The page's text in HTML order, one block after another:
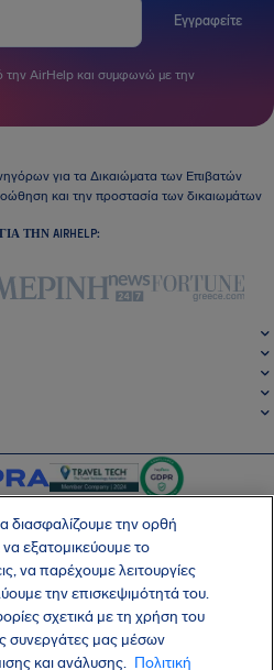
Εγγραφείτε
AirHelp και συμφωνώ με την
για τα Δικαιώματα των Επιβατών
και την προστασία των δικαιωμάτων
ΤΗΝ AIRHELP:
SocialTwitter
SocialInstagram
SocialLinkedin
ΕΦΑΡΜΟΓΉ ΜΑΣ
διασφαλίζουμε την ορθή
εξατομικεύουμε το
να παρέχουμε λειτουργίες
την επισκεψιμότητά του.
σχετικά με τη χρήση του
συνεργάτες μας μέσων
και ανάλυσης. Πολιτική